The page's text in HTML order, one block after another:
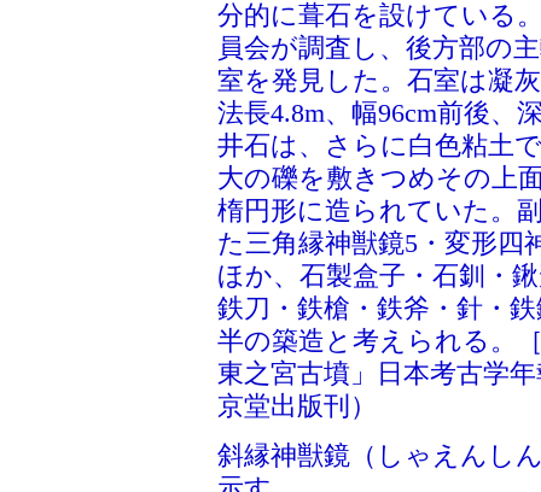
分的に葺石を設けている
員会が調査し、後方部の
室を発見した。石室は凝
法長4.8m、幅96cm前後、
井石は、さらに白色粘土
大の礫を敷きつめその上
楕円形に造られていた。
た三角縁神獣鏡5・変形四
ほか、石製盒子・石釧・
鉄刀・鉄槍・鉄斧・針・
半の築造と考えられる。
東之宮古墳」日本考古学
京堂出版刊）
斜縁神獣鏡（しゃえんし